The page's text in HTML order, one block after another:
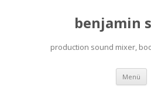
benjamin
production sound mixer,
Menü